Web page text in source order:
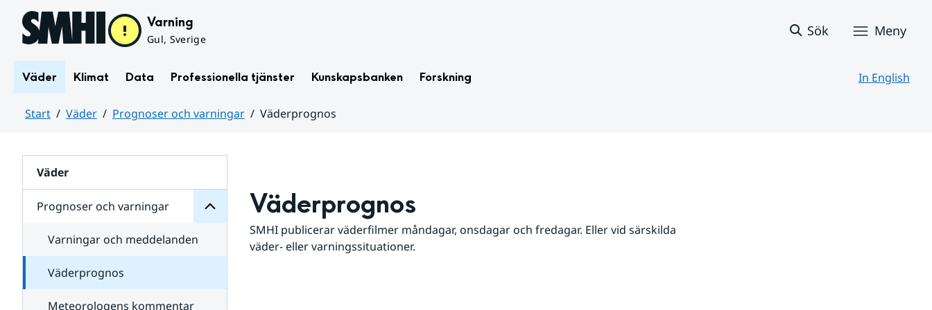
Hoppa till sidans innehåll Varning
Gul, Sverige
Sök Meny
Väder Klimat Data Professionella tjänster Kunskapsbanken Forskning In English
Start Väder Prognoser och varningar
Väderprognos
Väder
Prognoser och varningar
för
varningar
Varningar och meddelanden
Väderprognos
Meteorologens kommentar
Väderprognos
SMHI publicerar väderfilmer måndagar, onsdagar och fredagar. Eller vid särskilda
väder- eller varningssituationer.